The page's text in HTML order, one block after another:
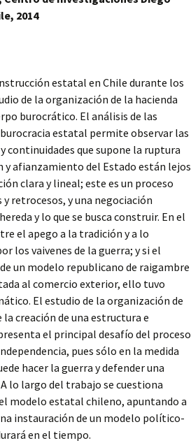
1855-1873)
Y LAS
1850-1865
LA
TIERRA,
EN EL
SIGLOS
A CRÉDITO.
LA NUEVA
LA
DEL
MARTE.
Y
DEL
UNA
SUD-
1806-1860
DE
CHILE.
Y
2014
estatal en Chile durante los
de la organización de la hacienda
burocrático. El análisis de las
estatal permite observar las
continuidades que supone la ruptura
afianzamiento del Estado están lejos
clara y lineal; este es un proceso
retrocesos, y una negociación
y lo que se busca construir. En el
el apego a la tradición y a lo
los vaivenes de la guerra; y si el
un modelo republicano de raigambre
al comercio exterior, ello tuvo
El estudio de la organización de
creación de una estructura e
el principal desafío del proceso
pues sólo en la medida
hacer la guerra y defender una
lo largo del trabajo se cuestiona
modelo estatal chileno, apuntando a
instauración de un modelo político-
en el tiempo.